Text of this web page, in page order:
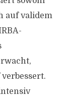
auf validem